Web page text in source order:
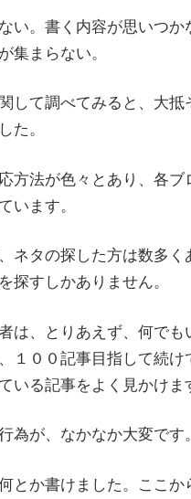
い。書く内容が思いつか
集まらない。
して調べてみると、大抵
た。
方法が色々とあり、各ブ
います。
ネタの探した方は数多く
探すしかありません。
は、とりあえず、何でも
１００記事目指して続け
いる記事をよく見かけま
為が、なかなか大変です。
とか書けました。ここか